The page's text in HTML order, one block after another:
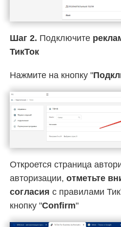
Шаг 2. Подключите
ТикТок
Нажмите на кнопку "
Откроется страница
авторизации, отметьте
согласия с правилами
кнопку "Confirm"